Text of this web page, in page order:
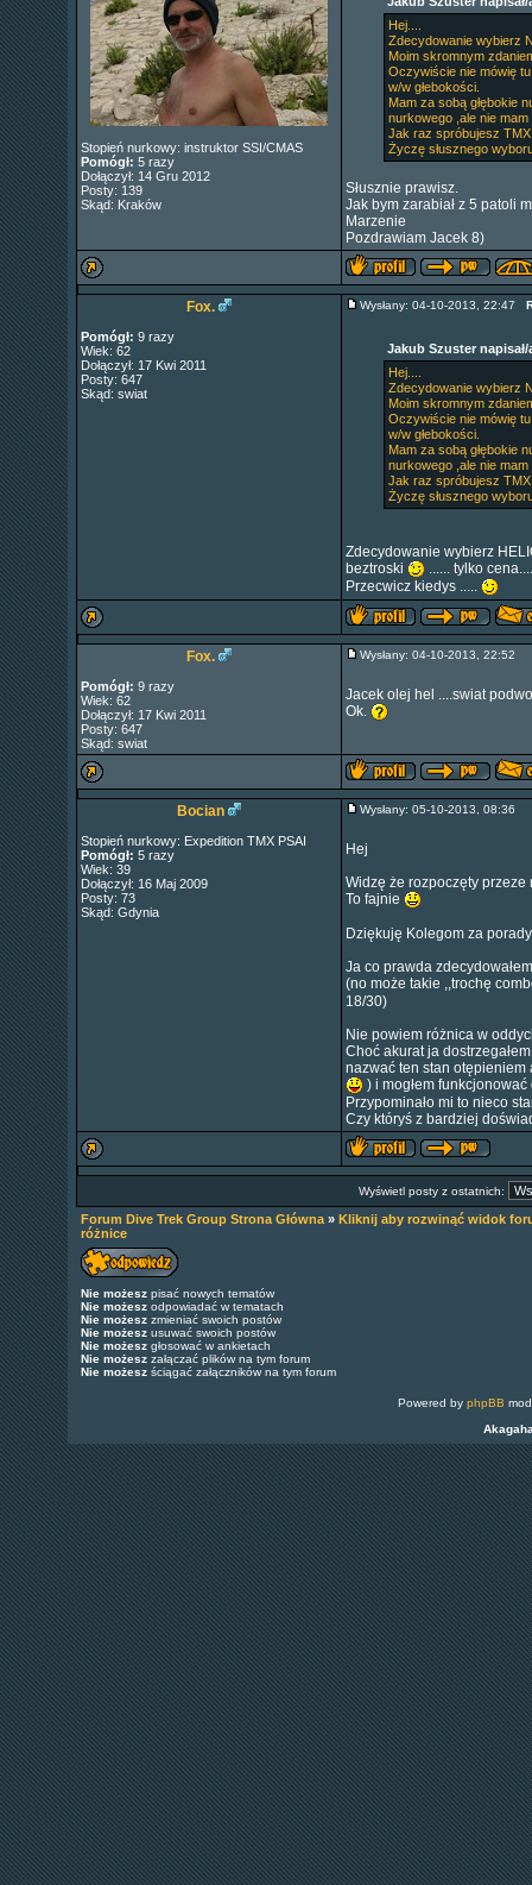
Stopień nurkowy: instruktor SSI/CMAS
Pomógł: 5 razy
Dołączył: 14 Gru 2012
Posty: 139
Skąd: Kraków
Hej....
Zdecydowanie wybierz
Moim skromnym
Oczywiście nie mówię
w/w głebokości.
Mam za sobą głębokie
nurkowego ,ale nie
Jak raz spróbujesz TMX
Życzę słusznego
Słusznie prawisz.
Jak bym zarabiał z 5 patoli
Marzenie
Pozdrawiam Jacek 8)
Fox.
Pomógł: 9 razy
Wiek: 62
Dołączył: 17 Kwi 2011
Posty: 647
Skąd: swiat
Wysłany: 04-10-2013, 22:47
Jakub Szuster napisał/
Hej....
Zdecydowanie wybierz
Moim skromnym
Oczywiście nie mówię
w/w głebokości.
Mam za sobą głębokie
nurkowego ,ale nie
Jak raz spróbujesz TMX
Życzę słusznego
Zdecydowanie wybierz
beztroski
...... tylko
Przecwicz kiedys .....
Fox.
Pomógł: 9 razy
Wiek: 62
Dołączył: 17 Kwi 2011
Posty: 647
Skąd: swiat
Wysłany: 04-10-2013, 22:52
Jacek olej hel ....swiat
Ok.
Bocian
Stopień nurkowy: Expedition TMX PSAI
Pomógł: 5 razy
Wiek: 39
Dołączył: 16 Maj 2009
Posty: 73
Skąd: Gdynia
Wysłany: 05-10-2013, 08:36
Hej
Widzę że rozpoczęty
To fajnie
Dziękuję Kolegom za
Ja co prawda
(no może takie ,,trochę
18/30)
Nie powiem różnica w
Choć akurat ja
nazwać ten stan otępieniem
) i mogłem
Przypominało mi to nieco
Czy któryś z bardziej
Wyświetl posty z ostatnich:
Forum Dive Trek Group Strona Główna» Kliknij aby rozwinąć widok
różnice
Nie możeszpisać nowych tematów
Nie możeszodpowiadać w tematach
Nie możeszzmieniać swoich postów
Nie możeszusuwać swoich postów
Nie możeszgłosować w ankietach
Nie możeszzałączać plików na tym forum
Nie możeszściągać załączników na tym forum
Powered by phpBB